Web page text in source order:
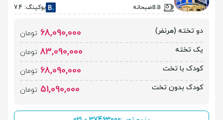
صبحانه بوکینگ: 7.4
دو تخته (هرنفر) 68,090,000 تومان
یک تخته
83,090,000 تومان
کودک با تخت
68,090,000 تومان
کودک بدون تخت
51,090,000 تومان